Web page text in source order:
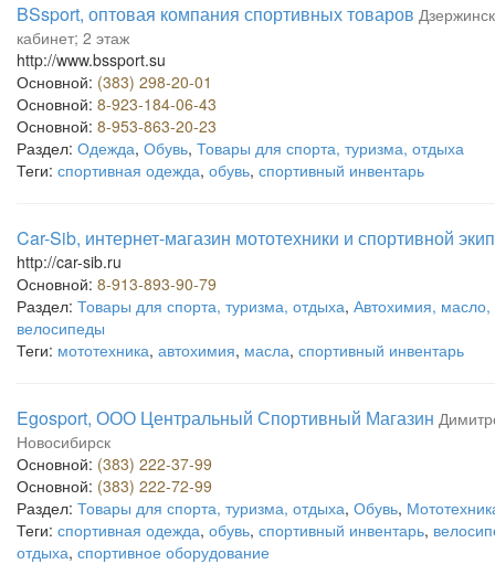
BSsport, оптовая компания спортивных товаров
кабинет; 2 этаж
http://www.bssport.su
Основной: (383) 298-20-01
Основной: 8-923-184-06-43
Основной: 8-953-863-20-23
Раздел: Одежда, Обувь, Товары для спорта, туризма, отдыха
Теги: спортивная одежда, обувь, спортивный инвентарь
Car-Sib, интернет-магазин мототехники и спортивной
http://car-sib.ru
Основной: 8-913-893-90-79
Раздел: Товары для спорта, туризма, отдыха, Автохимия, масло,
велосипеды
Теги: мототехника, автохимия, масла, спортивный инвентарь
Egosport, ООО Центральный Спортивный Магазин
Новосибирск
Основной: (383) 222-37-99
Основной: (383) 222-72-99
Раздел: Товары для спорта, туризма, отдыха, Обувь,
Теги: спортивная одежда, обувь, спортивный инвентарь,
отдыха, спортивное оборудование